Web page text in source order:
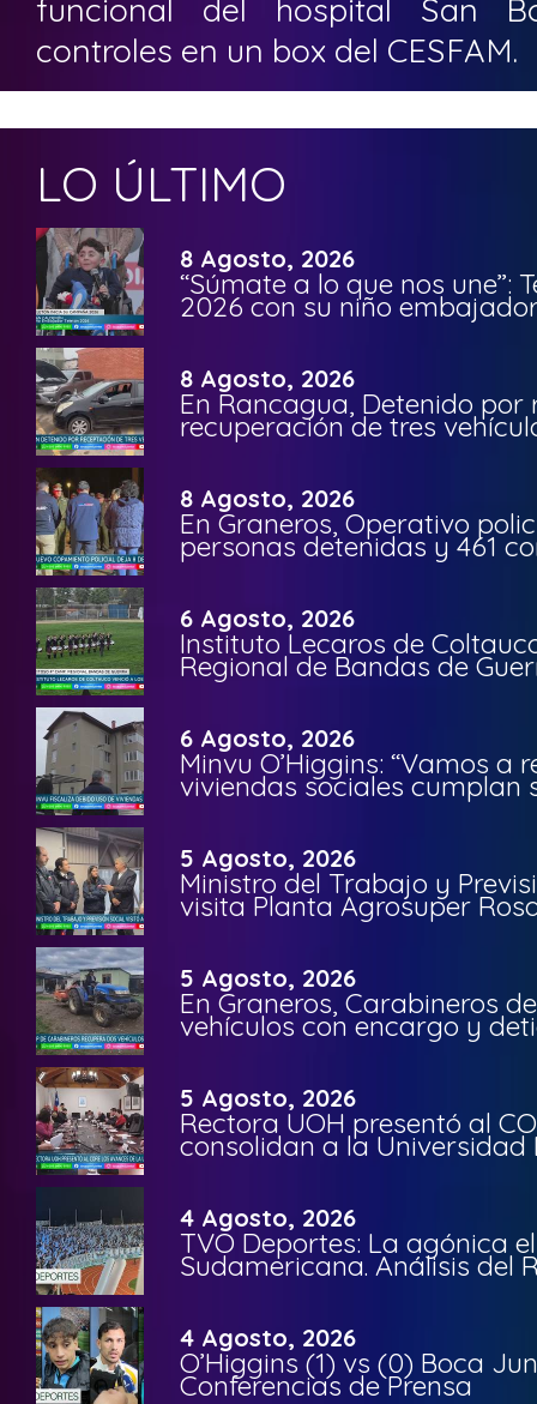
funcional del hospital San
controles en un box del CESFAM.
LO ÚLTIMO
8 Agosto, 2026
“Súmate a lo que nos une”:
2026 con su niño
8 Agosto, 2026
En Rancagua, Detenido por
recuperación de tres
8 Agosto, 2026
En Graneros, Operativo
personas detenidas y 461
6 Agosto, 2026
Instituto Lecaros de
Regional de Bandas de
6 Agosto, 2026
Minvu O’Higgins: “Vamos a
viviendas sociales cumplan
5 Agosto, 2026
Ministro del Trabajo y
visita Planta Agrosuper
5 Agosto, 2026
En Graneros, Carabineros
vehículos con encargo y
5 Agosto, 2026
Rectora UOH presentó al
consolidan a la Universidad
4 Agosto, 2026
TVO Deportes: La agónica
Sudamericana. Análisis del
4 Agosto, 2026
O’Higgins (1) vs (0) Boca
Conferencias de Prensa